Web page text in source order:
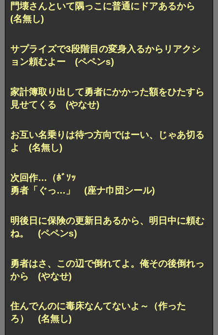
門壊さんといて隅っこに普通にドアあるから
(名無し)
サプライズで3段階目の変身入るからリアクシ
ョン頼むよー (ペペンs)
家計簿取り出して勇者にかかった額をひたすら
見せてくる (やなせ)
お互い名乗りは待つ方向ではーい、じゃあ切る
よ (名無し)
次回作…（ﾎﾞｿｯ
勇者「ぐっ…」 (座ナ巾団シール)
明後日に保険の更新日あるから、明日中に頼む
ね。 (ペペンs)
勇者はさ、この辺で倒れてよ。俺その後倒れっ
から (やなせ)
住んでんのに毒床なんてないよ～（作った
ろ） (名無し)